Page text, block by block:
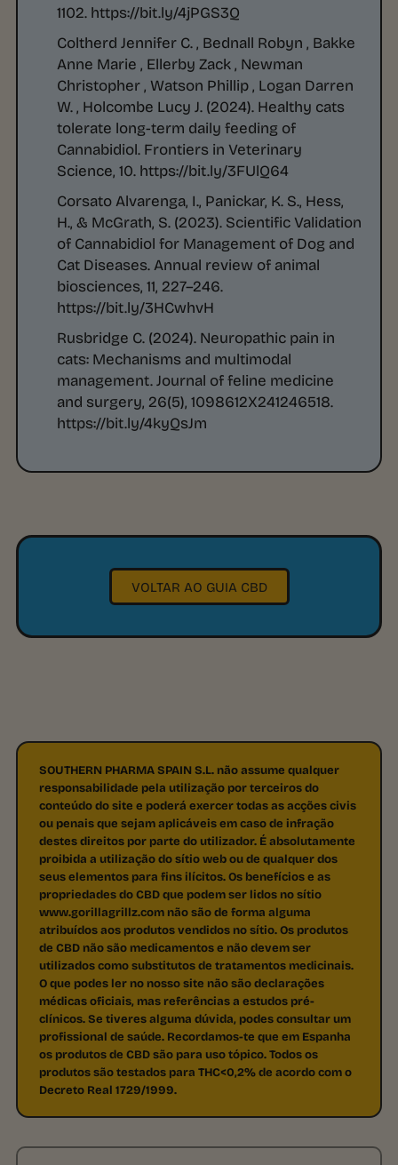
1102. https://bit.ly/4jPGS3Q
Coltherd Jennifer C. , Bednall Robyn , Bakke
Anne Marie , Ellerby Zack , Newman
Christopher , Watson Phillip , Logan Darren
W. , Holcombe Lucy J. (2024). Healthy cats
tolerate long-term daily feeding of
Cannabidiol. Frontiers in Veterinary
Science, 10. https://bit.ly/3FUlQ64
Corsato Alvarenga, I., Panickar, K. S., Hess,
H., & McGrath, S. (2023). Scientific Validation
of Cannabidiol for Management of Dog and
Cat Diseases.Annual review of animal
biosciences, 11, 227–246.
https://bit.ly/3HCwhvH
Rusbridge C. (2024). Neuropathic pain in
cats: Mechanisms and multimodal
management.Journal of feline medicine
and surgery, 26(5), 1098612X241246518.
https://bit.ly/4kyQsJm
VOLTAR AO GUIA CBD
SOUTHERN PHARMA SPAIN S.L. não assume qualquer
responsabilidade pela utilização por terceiros do
conteúdo do site e poderá exercer todas as acções civis
ou penais que sejam aplicáveis em caso de infração
destes direitos por parte do utilizador. É absolutamente
proibida a utilização do sítio web ou de qualquer dos
seus elementos para fins ilícitos. Os benefícios e as
propriedades do CBD que podem ser lidos no sítio
www.gorillagrillz.com não são de forma alguma
atribuídos aos produtos vendidos no sítio. Os produtos
de CBD não são medicamentos e não devem ser
utilizados como substitutos de tratamentos medicinais.
O que podes ler no nosso site não são declarações
médicas oficiais, mas referências a estudos pré-
clínicos. Se tiveres alguma dúvida, podes consultar um
profissional de saúde. Recordamos-te que em Espanha
os produtos de CBD são para uso tópico. Todos os
produtos são testados para THC<0,2% de acordo com o
Decreto Real 1729/1999.